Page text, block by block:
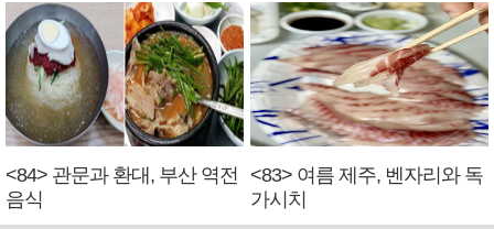
<84> 관문과 환대, 부산 역전
음식
<83> 여름 제주, 벤자리와 독
가시치